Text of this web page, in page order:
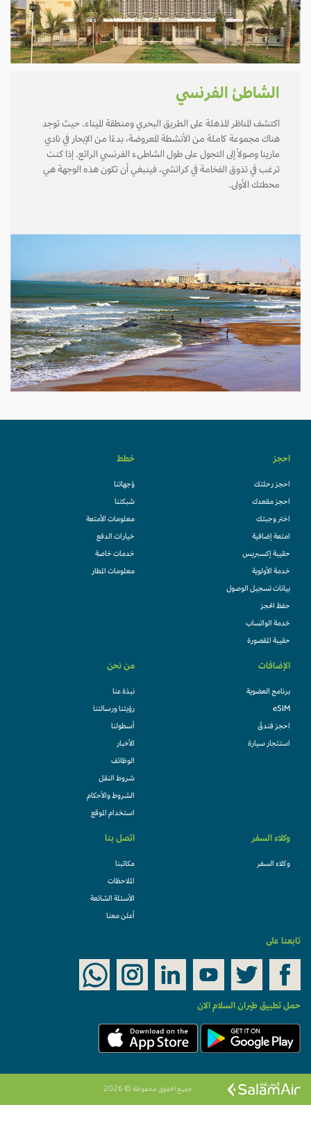
الشاطئ الفرنسي
اكتشف المناظر المذهلة على الطريق البحري ومنطقة الميناء. حيث توجد
هناك مجموعة كاملة من الأنشطة المعروضة، بدءًا من الإبحار في نادي
مارينا وصولاً إلى التجول على طول الشاطىء الفرنسي الرائع. إذا كنت
ترغب في تذوق الفخامة في كراتشي، فينبغي أن تكون هذه الوجهة هي
محطتك الأولى.
احجز
احجز رحلتك
احجز مقعدك
اختر وجبتك
امتعة إضافية
حقيبة إكسبريس
خدمة الأولوية
بيانات تسجيل الوصول
حفظ الحجز
خدمة الواتساب
حقيبة المقصورة
خطط
وُجهاتنا
شبكتنا
معلومات الأمتعة
خيارات الدفع
خدمات خاصة
معلومات المطار
الإضافات
برنامج العضوية
eSIM
احجز فندقً
استئجار سيارة
من نحن
نبذة عنا
رؤيتنا ورسالتنا
أسطولنا
الأخبار
الوظائف
شروط النقل
الشروط والأحكام
استخدام الموقع
وكلاء السفر
وكلاء السفر
اتصل بنا
مكاتبنا
الملاحظات
الأسئلة الشائعة
أعلن معنا
تابعنا على
حمل تطبيق طيران السلام الان
جميع الحقوق محفوظة © 2026